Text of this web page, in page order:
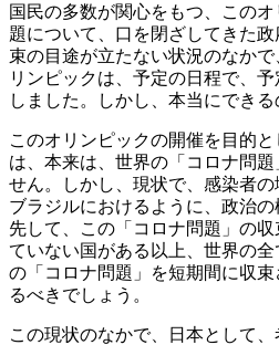
国民の多数が関心をもつ、この
題について、口を閉ざしてきた
束の目途が立たない状況のなか
リンピックは、予定の日程で、
しました。しかし、本当にできる
このオリンピックの開催を目的
は、本来は、世界の「コロナ問
せん。しかし、現状で、感染者
ブラジルにおけるように、政治
先して、この「コロナ問題」の
ていない国がある以上、世界の
の「コロナ問題」を短期間に収
るべきでしょう。
この現状のなかで、日本として